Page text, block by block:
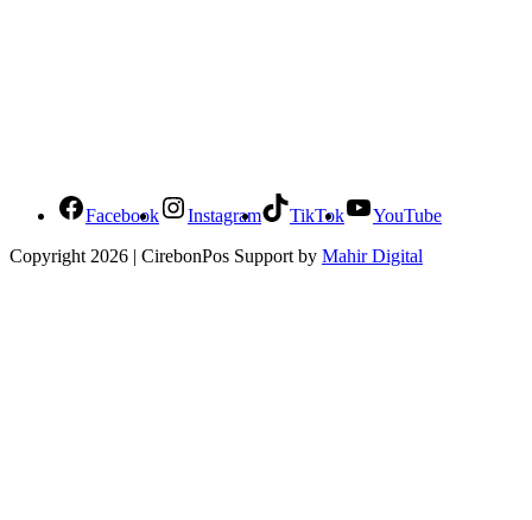
Facebook Instagram TikTok
YouTube
Copyright 2026 | CirebonPos Support by Mahir Digital